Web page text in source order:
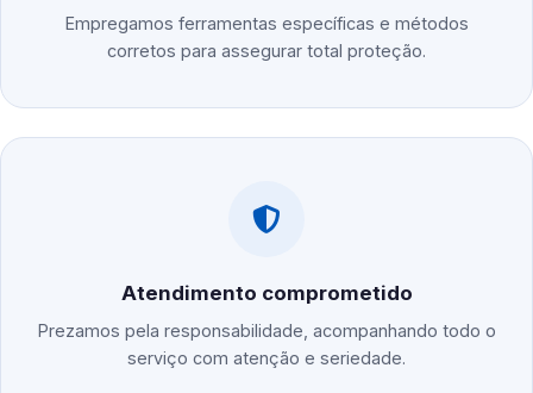
Empregamos ferramentas específicas e métodos
corretos para assegurar total proteção.
Atendimento comprometido
Prezamos pela responsabilidade, acompanhando todo o
serviço com atenção e seriedade.